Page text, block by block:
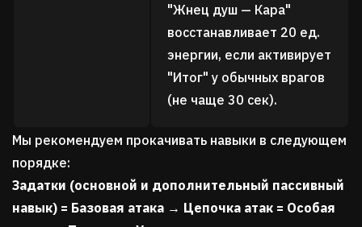
"Жнец душ — Кара"
восстанавливает 20 ед.
энергии, если активирует
"Итог" у обычных врагов
(не чаще 30 сек).
Мы рекомендуем прокачивать навыки в следующем
порядке:
Задатки (основной и дополнительный пассивный
навык) = Базовая атака → Цепочка атак = Особая